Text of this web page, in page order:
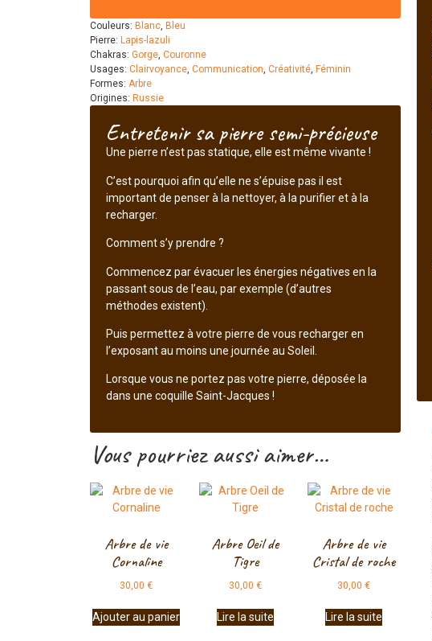
Couleurs: Blanc, Bleu
Pierre: Lapis-lazuli
Chakras: Gorge, Couronne
Usages: Clairvoyance, Communication, Créativité, Féminin
Formes: Arbre
Origines: Russie
Entretenir sa pierre semi-précieuse
Une pierre n’est pas statique, elle est même vivante !
C’est pourquoi afin qu’elle ne s’épuise pas il est
important de penser à la nettoyer, à la purifier et à la
recharger.
Comment s’y prendre ?
Commencez par évacuer les énergies négatives en la
passant sous de l’eau, par exemple (d’autres
méthodes existent).
Puis permettez à votre pierre de vous recharger en
l’exposant au moins une journée au Soleil.
Lorsque vous ne portez pas votre pierre, déposée la
dans une coquille Saint-Jacques !
Vous pourriez aussi aimer…
Arbre de vie
Cornaline
30,00€
Ajouter au panier
Arbre Oeil de
Tigre
30,00 €
Lire la suite
Arbre de vie
Cristal de roche
30,00€
Lire la suite